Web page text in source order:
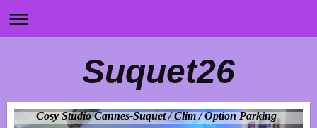
Suquet26
Cosy Studio Cannes-Suquet / Clim / Option Parking